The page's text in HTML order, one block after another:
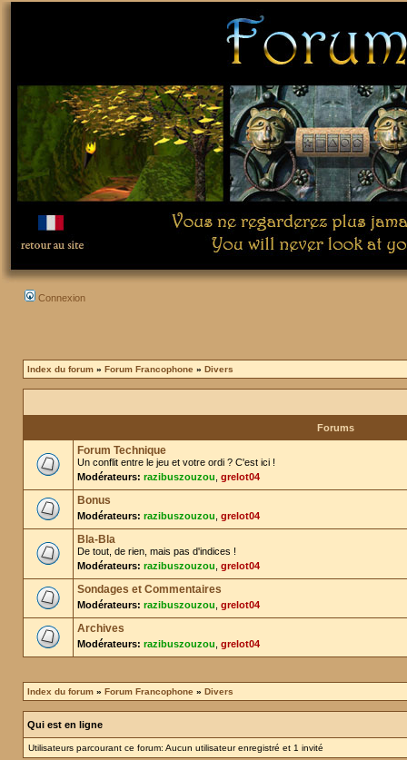
Connexion
Index du forum » Forum Francophone » Divers
Forums
Forum Technique
Un conflit entre le jeu et votre ordi ? C'est ici !
Modérateurs: razibuszouzou grelot04
Bonus
Modérateurs: razibuszouzou grelot04
Bla-Bla
De tout, de rien, mais pas d'indices !
Modérateurs: razibuszouzou grelot04
Sondages et Commentaires
Modérateurs: razibuszouzou grelot04
Archives
Modérateurs: razibuszouzou grelot04
Index du forum » Forum Francophone » Divers
Qui est en ligne
Utilisateurs parcourant ce forum: Aucun utilisateur enregistré et 1 invité